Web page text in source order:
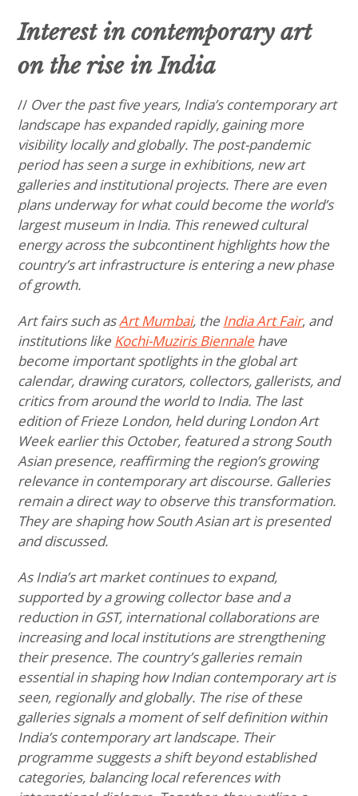
Interest in contemporary art
on the rise in India
// Over the past five years, India’s contemporary art
landscape has expanded rapidly, gaining more
visibility locally and globally. The post-pandemic
period has seen a surge in exhibitions, new art
galleries and institutional projects. There are even
plans underway for what could become the world’s
largest museum in India. This renewed cultural
energy across the subcontinent highlights how the
country’s art infrastructure is entering a new phase
of growth.
Art fairs such asArt Mumbai, the India Art Fair, and
institutions like Kochi-Muziris Biennale have
become important spotlights in the global art
calendar, drawing curators, collectors, gallerists, and
critics from around the world to India. The last
edition of Frieze London, held during London Art
Week earlier this October, featured a strong South
Asian presence, reaffirming the region’s growing
relevance in contemporary art discourse. Galleries
remain a direct way to observe this transformation.
They are shaping how South Asian art is presented
and discussed.
As India’s art market continues to expand,
supported by a growing collector base and a
reduction in GST, international collaborations are
increasing and local institutions are strengthening
their presence. The country’s galleries remain
essential in shaping how Indian contemporary art is
seen, regionally and globally. The rise of these
galleries signals a moment of self definition within
India’s contemporary art landscape. Their
programme suggests a shift beyond established
categories, balancing local references with